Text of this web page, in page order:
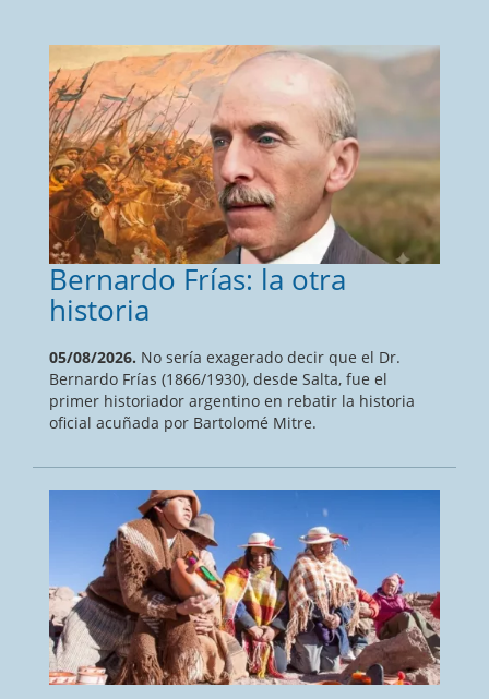
Bernardo Frías: la otra
historia
05/08/2026. No sería exagerado decir que el Dr.
Bernardo Frías (1866/1930), desde Salta, fue el
primer historiador argentino en rebatir la historia
oficial acuñada por Bartolomé Mitre.